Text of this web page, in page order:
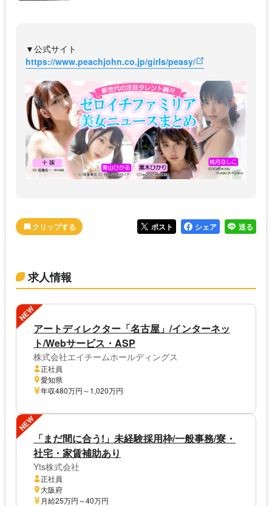
▼公式サイト
https://www.peachjohn.co.jp/girls/peasy/
ポスト シェア 送る
求人情報
NEW
アートディレクター「名古屋」/インターネッ
ト/Webサービス・ASP
株式会社エイチームホールディングス
正社員
愛知県
年収480万円～1,020万円
NEW
「まだ間に合う!」未経験採用枠/一般事務/寮・
社宅・家賃補助あり
Yts株式会社
正社員
大阪府
月給25万円～40万円